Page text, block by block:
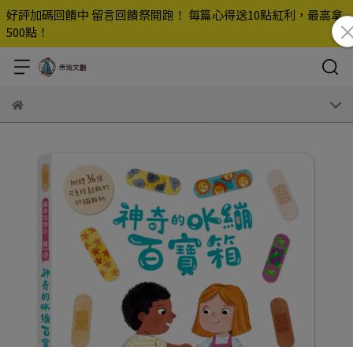
好評加碼回饋中 留言回饋祭開跑！ 每篇心得送10點紅利，最高拿
500點！